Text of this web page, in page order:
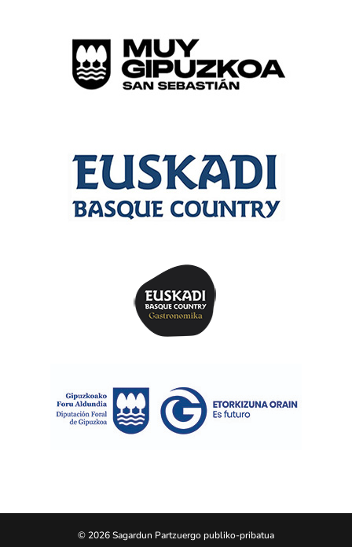
© 2026 Sagardun Partzuergo publiko-pribatua